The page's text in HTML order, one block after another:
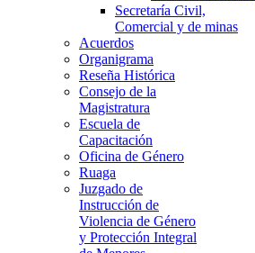
Secretaría Civil,
Comercial y de minas
Acuerdos
Organigrama
Reseña Histórica
Consejo de la
Magistratura
Escuela de
Capacitación
Oficina de Género
Ruaga
Juzgado de
Instrucción de
Violencia de Género
y Protección Integral